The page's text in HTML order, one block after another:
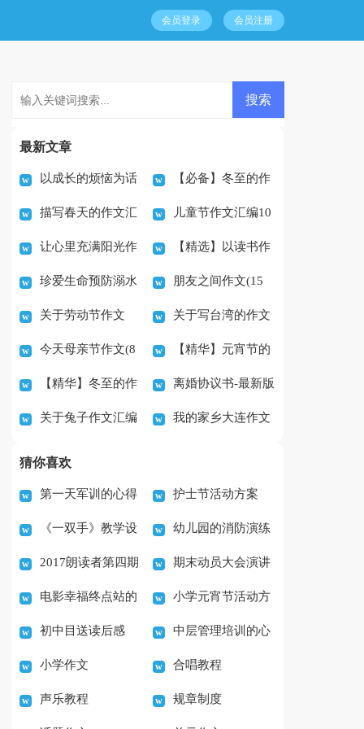
会员登录 会员注册
最新文章
以成长的烦恼为话
题的作文（精选73篇）
【必备】冬至的作
文500字三篇
描写春天的作文汇
编15篇
儿童节作文汇编10
篇
让心里充满阳光作
文
【精选】以读书作
文400字四篇
珍爱生命预防溺水
作文(集锦15篇)
朋友之间作文(15
篇)
关于劳动节作文
600字合集五篇
关于写台湾的作文
300字锦集五篇
今天母亲节作文(8
篇)
【精华】元宵节的
作文500字汇总十篇
【精华】冬至的作
文700字10篇
离婚协议书-最新版
关于兔子作文汇编 我的家乡大连作文
猜你喜欢
第一天军训的心得
体会范文实用7篇
护士节活动方案
《一双手》教学设
计
幼儿园的消防演练
活动总结
2017朗读者第四期
观后感作文（3篇）
期末动员大会演讲
稿
电影幸福终点站的
观后感范文(5篇)
小学元宵节活动方
案
初中目送读后感
500字
中层管理培训的心
得体会范文（精选7
篇）
小学作文 合唱教程
声乐教程 规章制度